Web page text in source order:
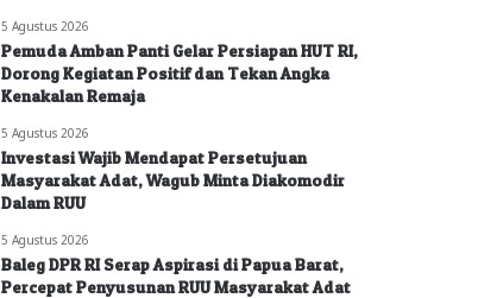
5 Agustus 2026
Pemuda Amban Panti Gelar Persiapan HUT RI,
Dorong Kegiatan Positif dan Tekan Angka
Kenakalan Remaja
5 Agustus 2026
Investasi Wajib Mendapat Persetujuan
Masyarakat Adat, Wagub Minta Diakomodir
Dalam RUU
5 Agustus 2026
Baleg DPR RI Serap Aspirasi di Papua Barat,
Percepat Penyusunan RUU Masyarakat Adat